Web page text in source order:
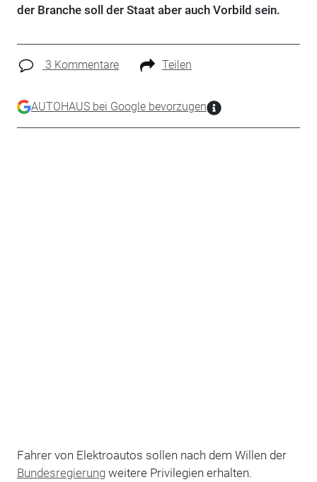
der Branche soll der Staat aber auch Vorbild sein.
3 Kommentare Teilen
AUTOHAUS bei Google bevorzugen
Fahrer von Elektroautos sollen nach dem Willen der
Bundesregierungweitere Privilegien erhalten.